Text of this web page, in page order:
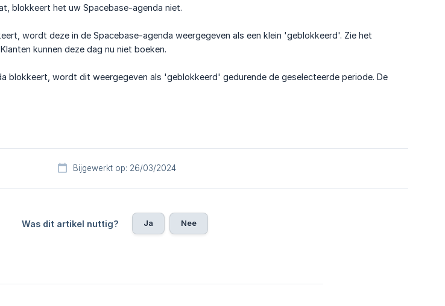
blokkeert het uw Spacebase-agenda niet.
wordt deze in de Spacebase-agenda weergegeven als een klein 'geblokkeerd'. Zie het
kunnen deze dag nu niet boeken.
blokkeert, wordt dit weergegeven als 'geblokkeerd' gedurende de geselecteerde periode. De
Bijgewerkt op: 26/03/2024
Was dit artikel nuttig? Ja Nee